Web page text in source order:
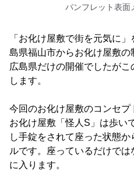
パンフレット表面
「お化け屋敷で街を元気に
島県福山市からお化け屋敷
広島県だけの開催でしたが
します。
今回のお化け屋敷のコンセプ
お化け屋敷「怪人S」は歩い
し手錠をされて座った状態
ルです。座っているだけで
に入ります。